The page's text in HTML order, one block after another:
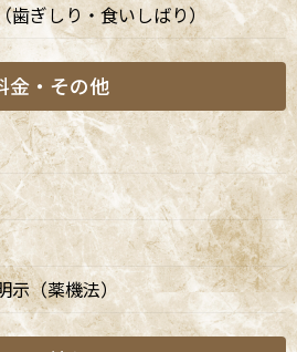
歯ぎしり・食いしばり）
金・その他
示（薬機法）